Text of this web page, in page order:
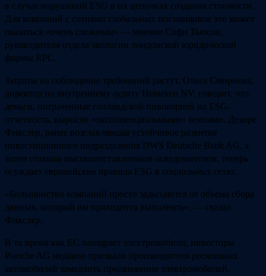
в случае нарушений ESG в их цепочках создания стоимости.
Для компаний с сотнями глобальных поставщиков это может
оказаться «очень сложным» — мнение Софи Тьюсон,
руководителя отдела экологии лондонской юридической
фирмы RPC.
Затраты на соблюдение требований растут. Ольга Смирнова,
директор по внутреннему аудиту Heineken NV, говорит, что
деньги, потраченные голландской пивоварней на ESG-
отчетность, выросли «экспоненциальными» темпами. Дезире
Фикслер, ранее возглавлявшая устойчивое развитие
инвестиционного подразделения DWS Deutsche Bank AG, а
затем ставшая высокопоставленным осведомителем, теперь
осуждает европейские правила ESG в социальных сетях.
«Большинство компаний просто задыхаются от объема сбора
данных, который им приходится выполнять», — сказал
Фикслер.
В то время как ЕС поощряет электромобили, инвесторы
Porsche AG недавно призвали производителя роскошных
автомобилей замедлить продвижение электромобилей,